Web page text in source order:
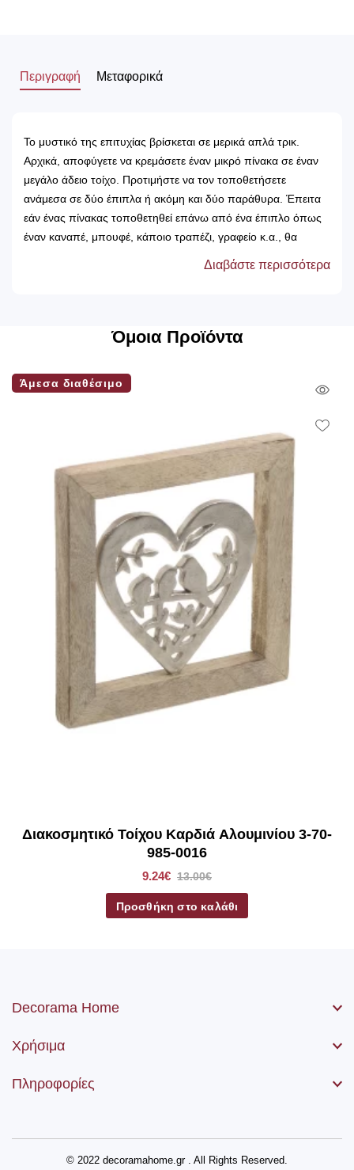
Περιγραφή Μεταφορικά
Το μυστικό της επιτυχίας βρίσκεται σε μερικά απλά τρικ.
Αρχικά, αποφύγετε να κρεμάσετε έναν μικρό πίνακα σε έναν
μεγάλο άδειο τοίχο. Προτιμήστε να τον τοποθετήσετε
ανάμεσα σε δύο έπιπλα ή ακόμη και δύο παράθυρα. Έπειτα
εάν ένας πίνακας τοποθετηθεί επάνω από ένα έπιπλο όπως
έναν καναπέ, μπουφέ, κάποιο τραπέζι, γραφείο κ.α., θα
Σε περίπτωση που σε αυτό το έπιπλο υπάρχουν
είναι να διατηρείται η οπτική ισορροπία. Χαρίστε ύψος στο
δωμάτιο τοποθετώντας πίνακες σε κάθετη διάταξη και βάθος
πίνακες σε λάθος ύψος με αποτέλεσμα να μην
τέχνης στο ύψος του βλέμματος, απολαμβάνοντάς τα εξίσου
όταν είστε όρθιοι αλλά και καθιστοί. Τέλος, συμβάλετε στην
ανάδειξή του πίνακα κρεμώντας τον κάτω από ένα φωτιστικό
με λάμπα πυρακτώσεως. Οι λάμπες αλογόνου τείνουν να
φθείρουν τα χρώματα όπως και οι λάμπες εξοικονόμησης
ενέργειας να τα αλλοιώνουν. Δεν χρειάζεται να δημιουργηθεί
ένα χαοτικό αποτέλεσμα υπερφορτώνοντας το χώρο σας
προκειμένου να τον διακοσμήσετε.
Διαβάστε περισσότερα
Όμοια Προϊόντα
Άμεσα διαθέσιμο
Διακοσμητικό Τοίχου Καρδιά Αλουμινίου 3-70-
985-0016
9.24€ 13.00€
Προσθήκη στο καλάθι
Decorama Home
Χρήσιμα
Πληροφορίες
© 2022 decoramahome.gr . All Rights Reserved.